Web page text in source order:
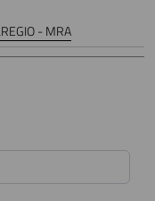
- MRA